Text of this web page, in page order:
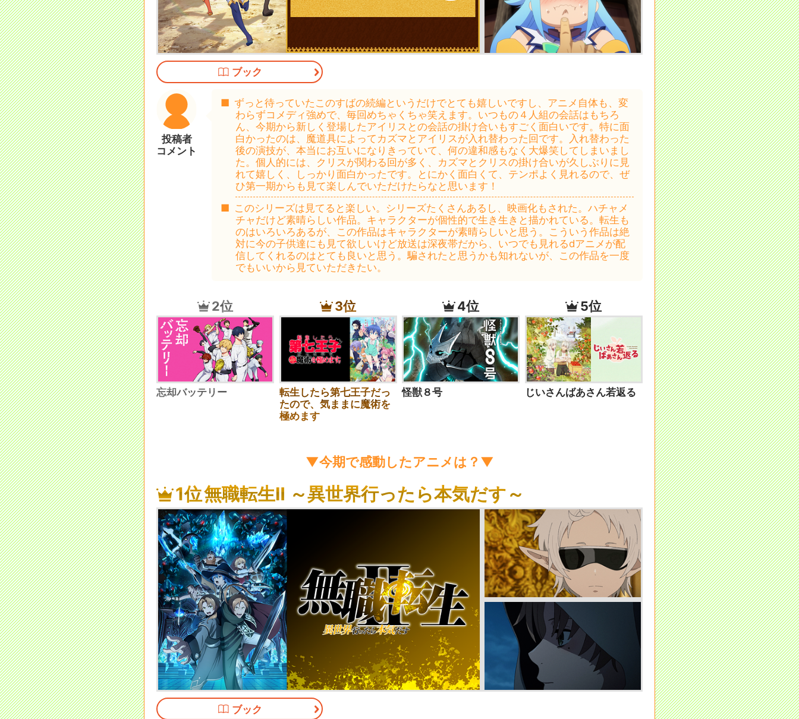
ブック
投稿者
コメント
ずっと待っていたこのすばの続編というだけでとても嬉しいですし、アニメ自体も、変
わらずコメディ強めで、毎回めちゃくちゃ笑えます。いつもの４人組の会話はもちろ
ん、今期から新しく登場したアイリスとの会話の掛け合いもすごく面白いです。特に面
白かったのは、魔道具によってカズマとアイリスが入れ替わった回です。入れ替わった
後の演技が、本当にお互いになりきっていて、何の違和感もなく大爆笑してしまいまし
た。個人的には、クリスが関わる回が多く、カズマとクリスの掛け合いが久しぶりに見
れて嬉しく、しっかり面白かったです。とにかく面白くて、テンポよく見れるので、ぜ
ひ第一期からも見て楽しんでいただけたらなと思います！
このシリーズは見てると楽しい。シリーズたくさんあるし、映画化もされた。ハチャメ
チャだけど素晴らしい作品。キャラクターが個性的で生き生きと描かれている。転生も
のはいろいろあるが、この作品はキャラクターが素晴らしいと思う。こういう作品は絶
対に今の子供達にも見て欲しいけど放送は深夜帯だから、いつでも見れるdアニメが配
信してくれるのはとても良いと思う。騙されたと思うかも知れないが、この作品を一度
でもいいから見ていただきたい。
2位
忘却バッテリー
3位
転生したら第七王子だっ
たので、気ままに魔術を
極めます
4位
怪獣８号
5位
じいさんばあさん若返る
▼今期で感動したアニメは？▼
1位無職転生Ⅱ ～異世界行ったら本気だす～
ブック